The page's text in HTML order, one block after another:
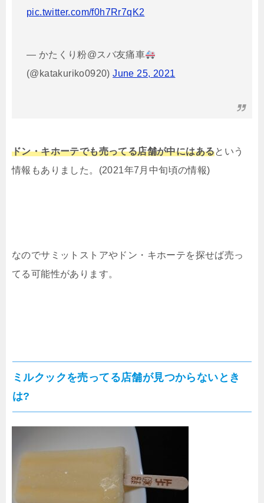
pic.twitter.com/f0h7Rr7qK2
— かたくり粉@スバ友痛車
(@katakuriko0920)June 25, 2021
ドン・キホーテでも売ってる店舗が中にはあるという
情報もありました。(2021年7月中旬頃の情報)
なのでサミットストアやドン・キホーテを探せば売っ
てる可能性があります。
ミルクックを売ってる店舗が見つからないとき
は?